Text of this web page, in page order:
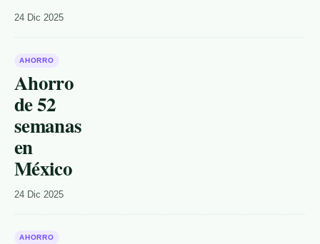
24 Dic 2025
AHORRO
Ahorro
de 52
semanas
en
México
24 Dic 2025
AHORRO